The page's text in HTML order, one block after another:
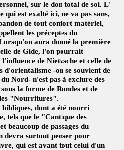
sur le don total de soi. L'
qui est exalté ici, ne va pas sans,
de tout confort matériel,
les préceptes du
aura donné la première
de Gide, l'on pourrait
de Nietzsche et celle de
-on se souvient de
Nord- n'est pas à exclure des
la forme de Rondes et de
"Nourritures".
dont a été nourri
tels que le "Cantique des
beaucoup de passages du
devra surtout penser pour
qui est avant tout celui d'un